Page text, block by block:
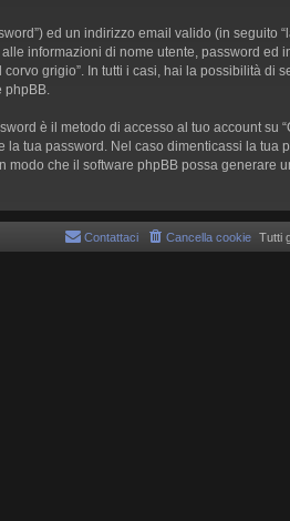
ed un indirizzo email valido (in seguito
informazioni di nome utente, password ed
grigio”. In tutti i casi, hai la possibilità di
è il metodo di accesso al tuo account su
tua password. Nel caso dimenticassi la tua
modo che il software phpBB possa generare
Tutti
Cancella cookie
Contattaci